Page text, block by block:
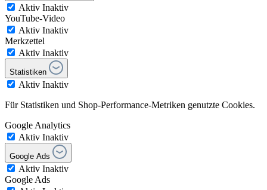
Aktiv Inaktiv
YouTube-Video
Aktiv Inaktiv
Merkzettel
Aktiv Inaktiv
Statistiken
Aktiv Inaktiv
Für Statistiken und Shop-Performance-Metriken genutzte Cookies.
Google Analytics
Aktiv Inaktiv
Google Ads
Aktiv Inaktiv
Google Ads